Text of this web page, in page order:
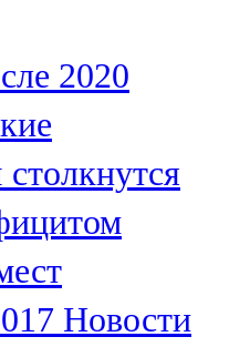
2020
Новости